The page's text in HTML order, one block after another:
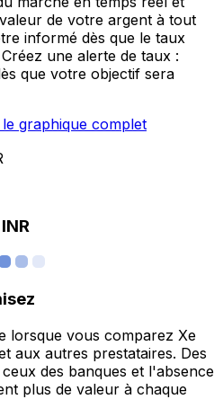
de votre argent à tout
informé dès que le taux
une alerte de taux :
que votre objectif sera
graphique complet
lorsque vous comparez Xe
aux autres prestataires. Des
des banques et l'absence
plus de valeur à chaque